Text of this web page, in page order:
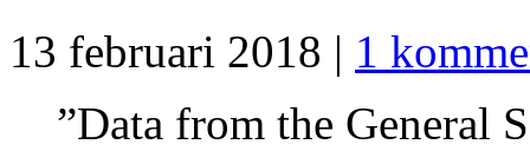
13 februari 2018 | 1
”Data from the General